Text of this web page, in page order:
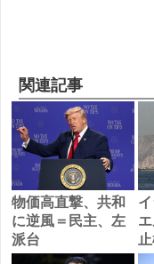
関連記事
物価高直撃、共和
に逆風＝民主、左
派台